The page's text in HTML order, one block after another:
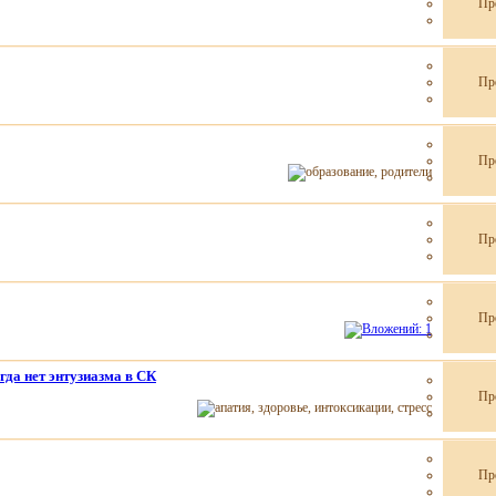
нет энтузиазма в СК